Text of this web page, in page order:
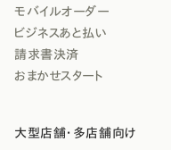
モバイルオーダー
ビジネスあと払い
請求書決済
おまかせスタート
大型店舗・多店舗向け